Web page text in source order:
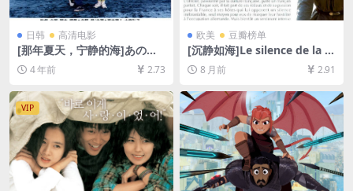
日韩 高清电影
[那年夏天，宁静的海]あの
夏、いちばん静かな海。 (199
1)[百度网盘+迅雷云盘资源10
80P超清未删减][MP4/6.5GB]
[日语中字]
4 年前 2.73
欧美 豆瓣榜单
[沉静如海]Le silence de la m
er (2004)[百度网盘+夸克网盘
1080P超清未删减资源][网盘
在线播放/下载][MP4/7.8GB]
[中文字幕]
8 月前 2.91
VIP